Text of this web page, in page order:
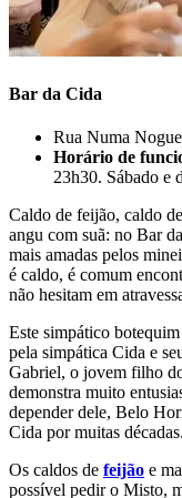
Bar da Cida
Rua Numa
Horário de
23h30. Sábado e
Caldo de feijão, caldo de
angu com suã: no Bar
mais amadas pelos
é caldo, é comum
não hesitam em
Este simpático
pela simpática Cida e
Gabriel, o jovem filho
demonstra muito
depender dele, Belo
Cida por muitas décadas.
Os caldos de feijão e
possível pedir o Misto,